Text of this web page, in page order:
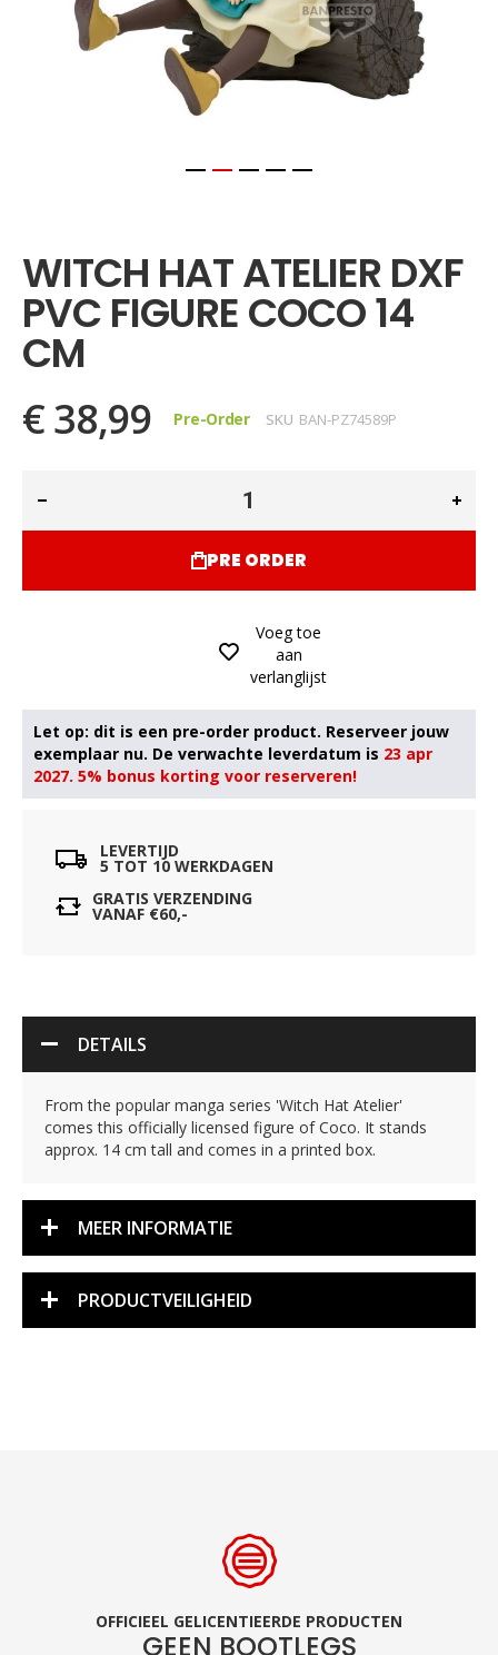
begin
van
de
afbeeldingen-
gallerij
WITCH HAT ATELIER DXF
PVC FIGURE COCO 14
CM
€ 38,99 Pre-Order SKU BAN-PZ74589P
PRE ORDER
Voeg toe
aan
verlanglijst
23 apr
2027. 5% bonus korting voor reserveren!
LEVERTIJD
5 TOT 10 WERKDAGEN
GRATIS VERZENDING
VANAF €60,-
DETAILS
From the popular manga series 'Witch Hat Atelier'
comes this officially licensed figure of Coco. It stands
approx. 14 cm tall and comes in a printed box.
MEER INFORMATIE
PRODUCTVEILIGHEID
OFFICIEEL GELICENTIEERDE PRODUCTEN
GEEN BOOTLEGS